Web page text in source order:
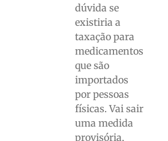
dúvida se
existiria a
taxação para
medicamentos
que são
importados
por pessoas
físicas. Vai sair
uma medida
provisória,